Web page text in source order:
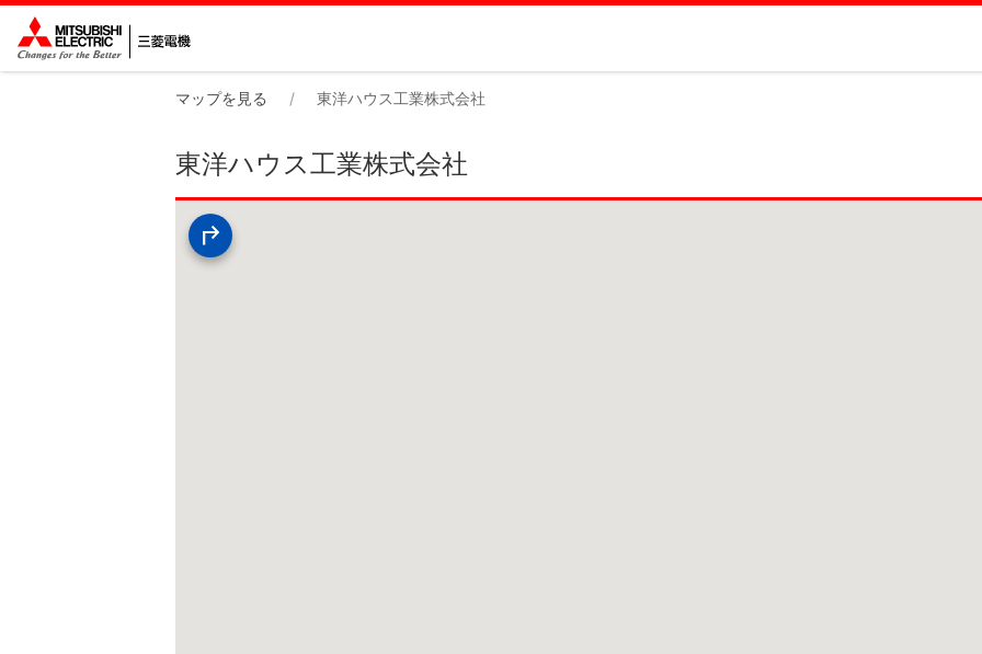
マップを見る 東洋ハウス工業株式会社
東洋ハウス工業株式会社